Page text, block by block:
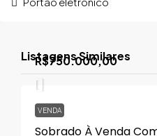
Listagens Similares
R$750.000,00
VENDA
Sobrado À Venda